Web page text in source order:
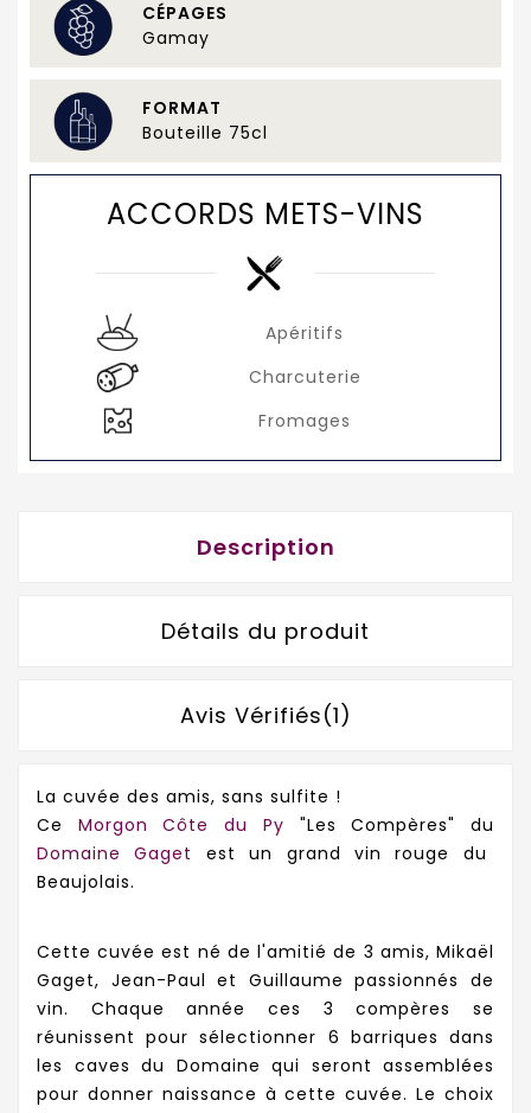
CÉPAGES
Gamay
FORMAT
Bouteille 75cl
ACCORDS METS-VINS
Apéritifs
Charcuterie
Fromages
Description
Détails du produit
Avis Vérifiés(1)
La cuvée des amis, sans sulfite !
Ce Morgon Côte du Py "Les Compères" du
Domaine Gaget
est un grand vin rouge du
Beaujolais.
Cette cuvée est né de l'amitié de 3 amis, Mikaël
Gaget, Jean-Paul et Guillaume passionnés de
vin. Chaque année ces 3 compères se
réunissent pour sélectionner 6 barriques dans
les caves du Domaine qui seront assemblées
pour donner naissance à cette cuvée. Le choix